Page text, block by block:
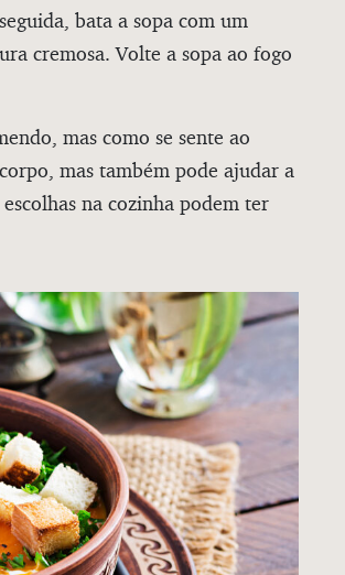
bata a sopa com um
cremosa. Volte a sopa ao fogo
mas como se sente ao
mas também pode ajudar a
na cozinha podem ter